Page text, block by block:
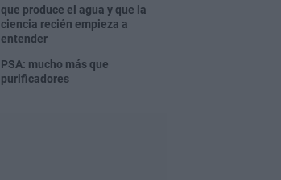
que produce el agua y que la
ciencia recién empieza a
entender
PSA: mucho más que
purificadores